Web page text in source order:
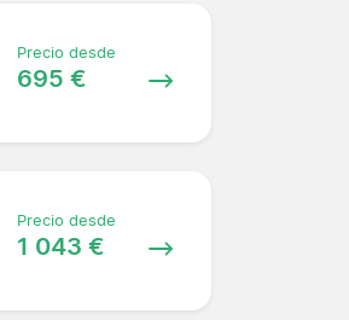
Precio desde
695 €
Precio desde
1 043 €